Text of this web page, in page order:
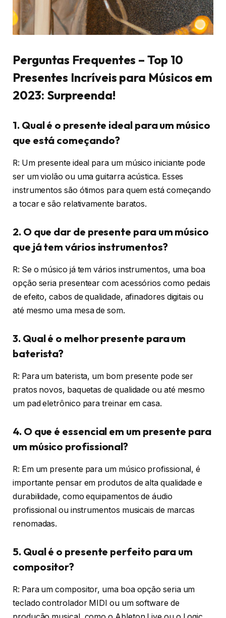
Perguntas Frequentes – Top 10
Presentes Incríveis para Músicos em
2023: Surpreenda!
1. Qual é o presente ideal para um músico
que está começando?
R: Um presente ideal para um músico iniciante pode
ser um violão ou uma guitarra acústica. Esses
instrumentos são ótimos para quem está começando
a tocar e são relativamente baratos.
2. O que dar de presente para um músico
que já tem vários instrumentos?
R: Se o músico já tem vários instrumentos, uma boa
opção seria presentear com acessórios como pedais
de efeito, cabos de qualidade, afinadores digitais ou
até mesmo uma mesa de som.
3. Qual é o melhor presente para um
baterista?
R: Para um baterista, um bom presente pode ser
pratos novos, baquetas de qualidade ou até mesmo
um pad eletrônico para treinar em casa.
4. O que é essencial em um presente para
um músico profissional?
R: Em um presente para um músico profissional, é
importante pensar em produtos de alta qualidade e
durabilidade, como equipamentos de áudio
profissional ou instrumentos musicais de marcas
renomadas.
5. Qual é o presente perfeito para um
compositor?
R: Para um compositor, uma boa opção seria um
teclado controlador MIDI ou um software de